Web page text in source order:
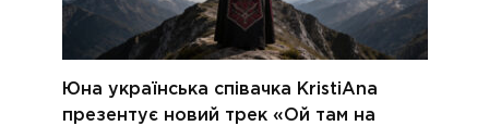
Юна українська співачка KristiAna
презентує новий трек «Ой там на